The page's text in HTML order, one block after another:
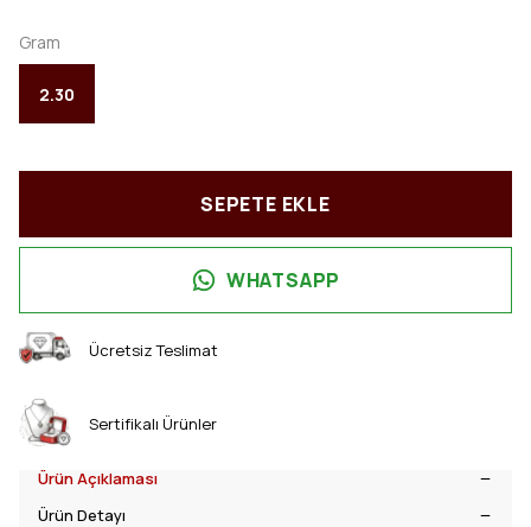
Gram
2.30
SEPETE EKLE
WHATSAPP
Ücretsiz Teslimat
Sertifikalı Ürünler
Ürün Açıklaması
Ürün Detayı